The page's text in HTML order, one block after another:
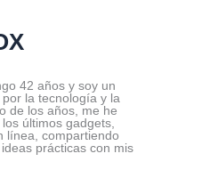
42 años y soy un
la tecnología y la
de los años, me he
últimos gadgets,
línea, compartiendo
prácticas con mis